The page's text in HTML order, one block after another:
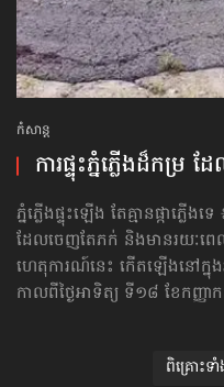
កំសាន្ដ
ការផ្ទុះភ្នំភ្លើងដ៏កម្
ភ្នំភ្លើងផ្ទុះឡើង តែគ្មានផ្កាភ្លើងទ
ដែលចេញតែភក់ និងមានរយៈពេ
ហេតុការណ៍នេះ កើតឡើងនៅក្នុង
កាលពីថ្ងៃអាទិត្យ ទី១៨ ខែកញ្ញា
ពិគ្រោះទ